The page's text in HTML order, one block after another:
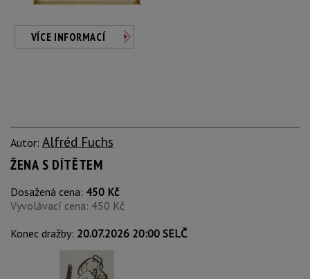
VÍCE INFORMACÍ
Autor: Alfréd Fuchs
ŽENA S DÍTĚTEM
Dosažená cena: 450 Kč
Vyvolávací cena: 450 Kč
Konec dražby: 20.07.2026 20:00 SELČ